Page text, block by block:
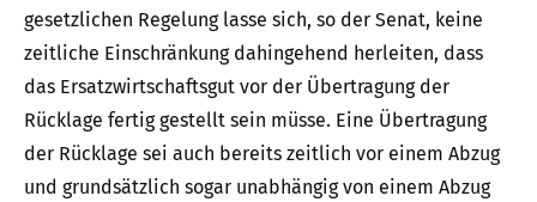
gesetzlichen Regelung lasse sich, so der Senat, keine
zeitliche Einschränkung dahingehend herleiten, dass
das Ersatzwirtschaftsgut vor der Übertragung der
Rücklage fertig gestellt sein müsse. Eine Übertragung
der Rücklage sei auch bereits zeitlich vor einem Abzug
und grundsätzlich sogar unabhängig von einem Abzug